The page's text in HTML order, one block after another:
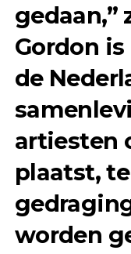
gedaan,”
Gordon
de
artiesten
plaatst,
worden